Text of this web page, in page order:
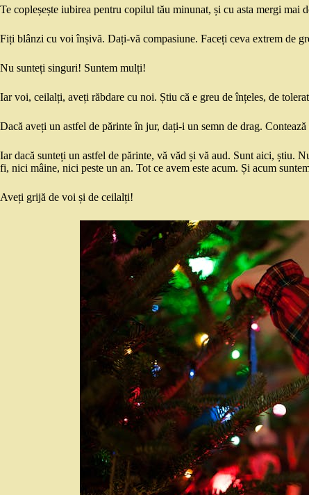
Te copleșește iubirea pentru copilul tău minunat, și cu asta mergi mai
Fiți blânzi cu voi înșivă. Dați-vă compasiune. Faceți ceva extrem de
Nu sunteți singuri! Suntem mulți!
Iar voi, ceilalți, aveți răbdare cu noi. Știu că e greu de înțeles, de
Dacă aveți un astfel de părinte în jur, dați-i un semn de drag. Contează
Iar dacă sunteți un astfel de părinte, vă văd și vă aud. Sunt aici, știu.
fi, nici mâine, nici peste un an. Tot ce avem este acum. Și acum
Aveți grijă de voi și de ceilalți!